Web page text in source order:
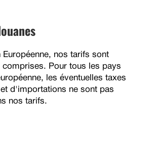
Européenne, nos tarifs sont
comprises. Pour tous les pays
les éventuelles taxes
d'importations ne sont pas
nos tarifs.